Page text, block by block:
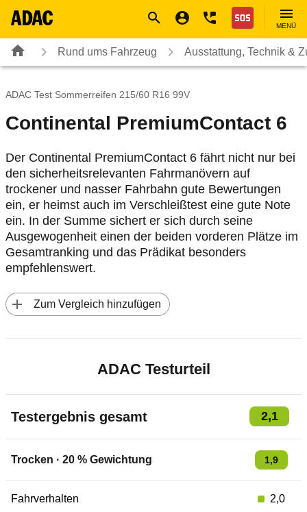
Nothilfe
MENÜ
Rund ums Fahrzeug Ausstattung, Technik &
ADAC Test Sommerreifen 215/60 R16 99V
Continental PremiumContact 6
Zum Vergleich hinzufügen
Der Continental PremiumContact 6 fährt nicht nur bei
den sicherheitsrelevanten Fahrmanövern auf
trockener und nasser Fahrbahn gute Bewertungen
ein, er heimst auch im Verschleißtest eine gute Note
ein. In der Summe sichert er sich durch seine
Ausgewogenheit einen der beiden vorderen Plätze im
Gesamtranking und das Prädikat besonders
empfehlenswert.
ADAC Testurteil
Testergebnis gesamt 2,1
Trocken · 20 % Gewichtung 1,9
Fahrverhalten 2,0